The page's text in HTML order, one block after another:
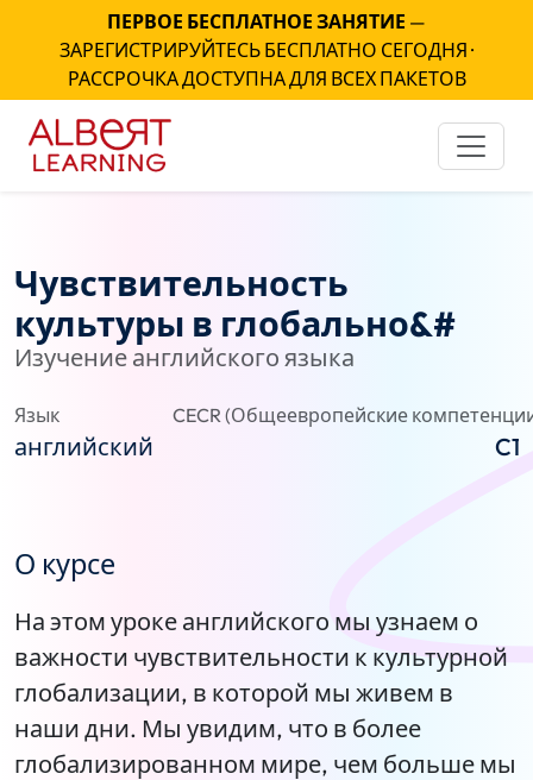
ПЕРВОЕ БЕСПЛАТНОЕ ЗАНЯТИЕ —
ЗАРЕГИСТРИРУЙТЕСЬ БЕСПЛАТНО СЕГОДНЯ ·
РАССРОЧКА ДОСТУПНА ДЛЯ ВСЕХ ПАКЕТОВ
Чувствительность
культуры в глобально&#
Изучение английского языка
Язык
английский
CECR (Общеевропейские
C1
О курсе
На этом уроке английского мы узнаем о
важности чувствительности к культурной
глобализации, в которой мы живем в
наши дни. Мы увидим, что в более
глобализированном мире, чем больше мы